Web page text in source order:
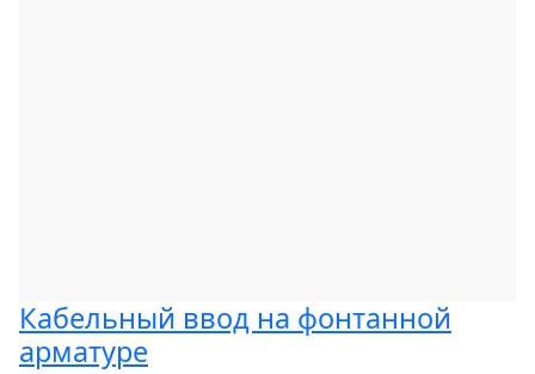
Кабельный ввод на фонтанной
арматуре